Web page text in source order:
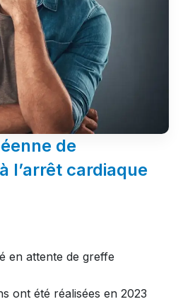
de
l’arrêt cardiaque
en attente de greffe
ont été réalisées en 2023